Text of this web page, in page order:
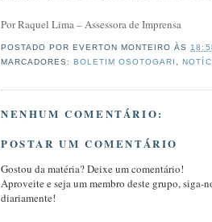
Por Raquel Lima – Assessora de Imprensa
POSTADO POR EVERTON MONTEIRO ÀS
MARCADORES:BOLETIM OSOTOGARI ,
NENHUM COMENTÁRIO:
POSTAR UM COMENTÁRIO
Gostou da matéria? Deixe um comentário!
Aproveite e seja um membro deste grupo, siga-
diariamente!